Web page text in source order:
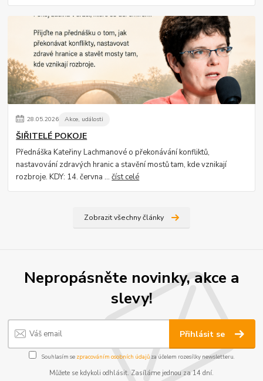
28.05.2026 Akce, události
ŠIŘITELÉ POKOJE
Přednáška Kateřiny Lachmanové o překonávání konfliktů,
nastavování zdravých hranic a stavění mostů tam, kde vznikají
rozbroje. KDY: 14. června ...číst celé
Zobrazit všechny články
Nepropásněte novinky, akce a
slevy!
Přihlásit se
Souhlasím se zpracováním osobních údajůza účelem rozesílky newsletteru.
Můžete se kdykoli odhlásit. Zasíláme jednou za 14 dní.